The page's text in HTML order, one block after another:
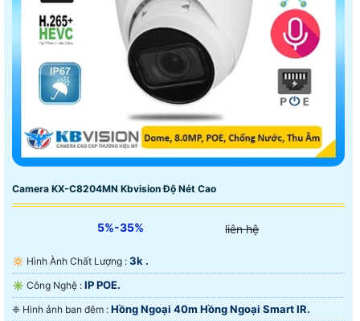
Camera KX-C8204MN Kbvision Độ Nét Cao
5%-35% liên hệ
🔅 Hình Ành Chất Lượng : 3k .
✳️ Công Nghệ : IP POE.
❈ Hình ảnh ban đêm : Hồng Ngoại 40m Hồng Ngoại Smart IR.